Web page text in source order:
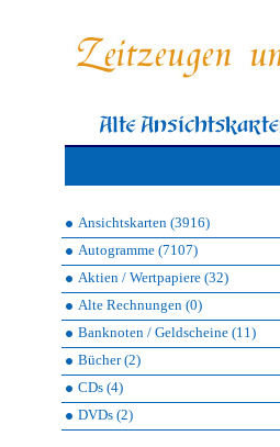
Ansichtskarten (3916)
Autogramme (7107)
Aktien / Wertpapiere (32)
Alte Rechnungen (0)
Banknoten / Geldscheine (11)
Bücher (2)
CDs (4)
DVDs (2)